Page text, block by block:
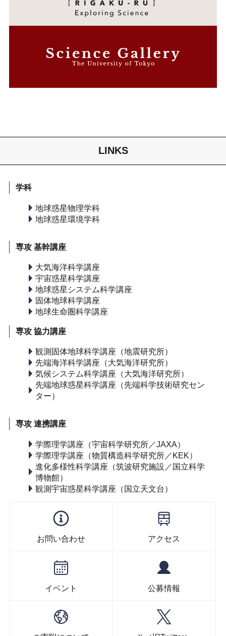
LINKS
学科
地球惑星物理学科
地球惑星環境学科
専攻 基幹講座
大気海洋科学講座
宇宙惑星科学講座
地球惑星システム科学講座
固体地球科学講座
地球生命圏科学講座
専攻 協力講座
観測固体地球科学講座（地震研究所）
先端海洋科学講座（大気海洋研究所）
気候システム科学講座（大気海洋研究所）
先端地球惑星科学講座（先端科学技術研究セン
ター）
専攻 連携講座
学際理学講座（宇宙科学研究所／JAXA）
学際理学講座（物質構造科学研究所／KEK）
進化多様性科学講座（筑波研究施設／国立科学
博物館）
観測宇宙惑星科学講座（国立天文台）
お問い合わせ アクセス
イベント 公募情報